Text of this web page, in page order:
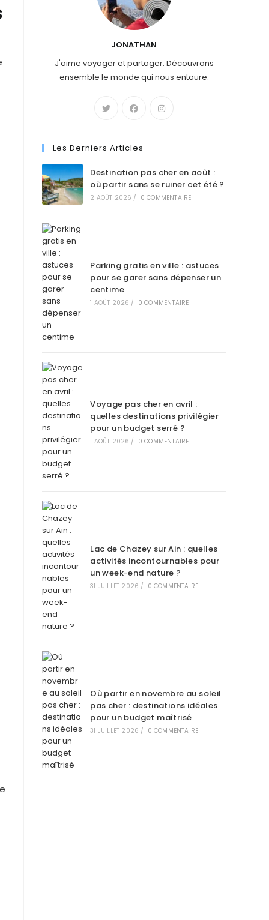
JONATHAN
J'aime voyager et partager. Découvrons
ensemble le monde qui nous entoure.
Les Derniers Articles
Destination pas cher en août :
où partir sans se ruiner cet été ?
2 AOÛT 2026 / 0 COMMENTAIRE
Parking gratis en ville : astuces
pour se garer sans dépenser un
centime
1 AOÛT 2026 / 0 COMMENTAIRE
Voyage pas cher en avril :
quelles destinations privilégier
pour un budget serré ?
1 AOÛT 2026 / 0 COMMENTAIRE
Lac de Chazey sur Ain : quelles
activités incontournables pour
un week-end nature ?
31 JUILLET 2026 / 0 COMMENTAIRE
Où partir en novembre au soleil
pas cher : destinations idéales
pour un budget maîtrisé
31 JUILLET 2026 / 0 COMMENTAIRE